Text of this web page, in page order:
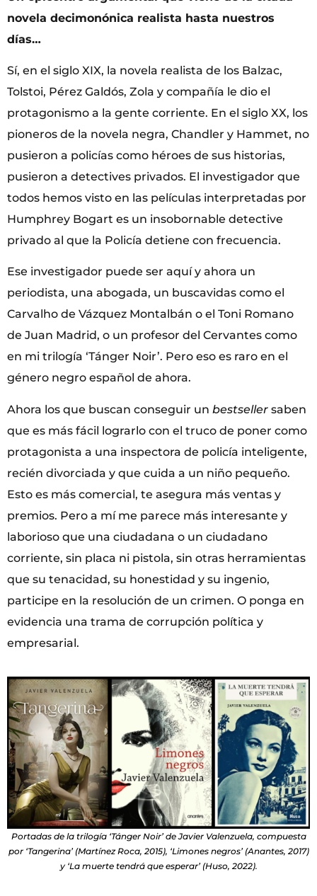
novela decimonónica realista hasta nuestros
días…
Sí, en el siglo XIX, la novela realista de los Balzac,
Tolstoi, Pérez Galdós, Zola y compañía le dio el
protagonismo a la gente corriente. En el siglo XX, los
pioneros de la novela negra, Chandler y Hammet, no
pusieron a policías como héroes de sus historias,
pusieron a detectives privados. El investigador que
todos hemos visto en las películas interpretadas por
Humphrey Bogart es un insobornable detective
privado al que la Policía detiene con frecuencia.
Ese investigador puede ser aquí y ahora un
periodista, una abogada, un buscavidas como el
Carvalho de Vázquez Montalbán o el Toni Romano
de Juan Madrid, o un profesor del Cervantes como
en mi trilogía ‘Tánger Noir’. Pero eso es raro en el
género negro español de ahora.
Ahora los que buscan conseguir un bestseller saben
que es más fácil lograrlo con el truco de poner como
protagonista a una inspectora de policía inteligente,
recién divorciada y que cuida a un niño pequeño.
Esto es más comercial, te asegura más ventas y
premios. Pero a mí me parece más interesante y
laborioso que una ciudadana o un ciudadano
corriente, sin placa ni pistola, sin otras herramientas
que su tenacidad, su honestidad y su ingenio,
participe en la resolución de un crimen. O ponga en
evidencia una trama de corrupción política y
empresarial.
Portadas de la trilogía ‘Tánger Noir’ de Javier Valenzuela, compuesta
por ‘Tangerina’ (Martínez Roca, 2015), ‘Limones negros’ (Anantes, 2017)
y ‘La muerte tendrá que esperar’ (Huso, 2022).